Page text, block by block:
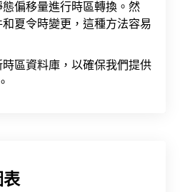
偏移量進行時區轉換。然
夏令時變更，這種方法容易
區資料庫，以確保我們提供
表